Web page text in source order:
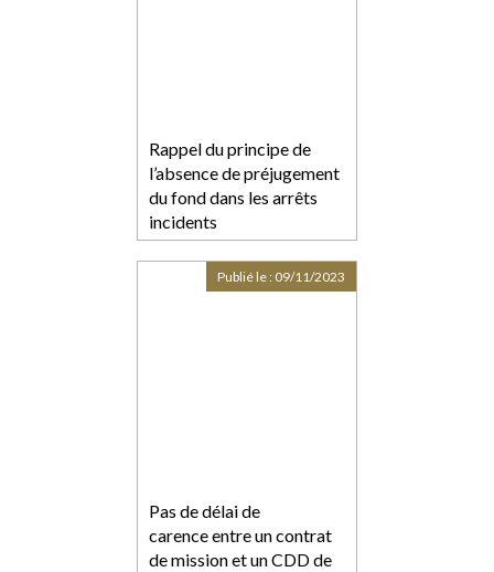
Rappel du principe de
l’absence de préjugement
du fond dans les arrêts
incidents
Pas de délai de
carence entre un contrat
de mission et un CDD de
Publié le : 09/11/2023